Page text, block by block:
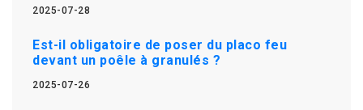
2025-07-28
Est-il obligatoire de poser du placo feu
devant un poêle à granulés ?
2025-07-26